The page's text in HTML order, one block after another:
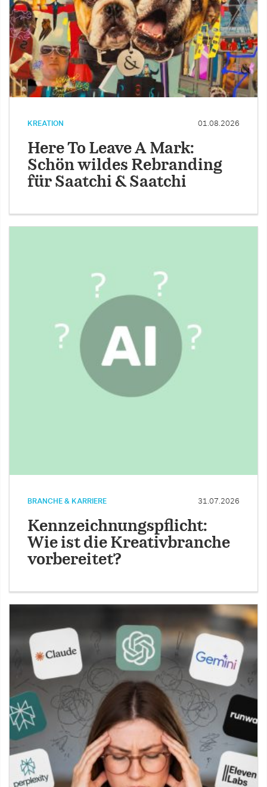
KREATION 01.08.2026
Here To Leave A Mark:
Schön wildes Rebranding
für Saatchi & Saatchi
BRANCHE & KARRIERE 31.07.2026
Kennzeichnungspflicht:
Wie ist die Kreativbranche
vorbereitet?